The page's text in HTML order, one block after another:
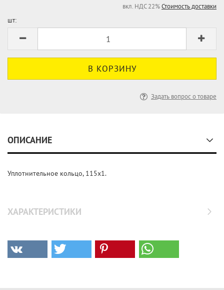
вкл. НДС 22%Стоимость доставки
шт:
Задать вопрос о товаре
ОПИСАНИЕ
Уплотнительное кольцо, 115x1.
ХАРАКТЕРИСТИКИ